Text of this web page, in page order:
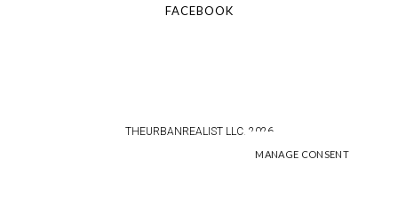
FACEBOOK
THEURBANREALIST LLC. 2026
MANAGE CONSENT